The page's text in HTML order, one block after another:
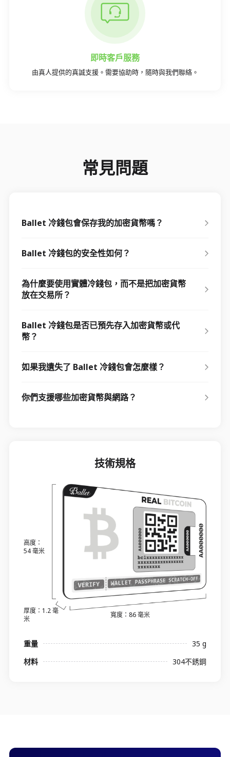
即時客戶服務
由真人提供的真誠支援。需要協助時，隨時與我們聯絡。
常見問題
Ballet 冷錢包會保存我的加密貨幣嗎？
Ballet 冷錢包的安全性如何？
為什麼要使用實體冷錢包，而不是把加密貨幣
放在交易所？
Ballet 冷錢包是否已預先存入加密貨幣或代
幣？
如果我遺失了 Ballet 冷錢包會怎麼樣？
你們支援哪些加密貨幣與網路？
技術規格
高度：
54 毫米
厚度：1.2 毫
米
寬度：86 毫米
重量
35 g
材料
304不銹鋼